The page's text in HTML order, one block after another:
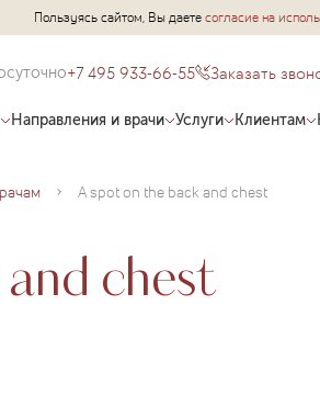
Пользуясь сайтом, Вы даетесогласие на
+7 495 933-66-55 Заказать
Направления и врачи Услуги Клиентам
A spot on the back and chest
chest